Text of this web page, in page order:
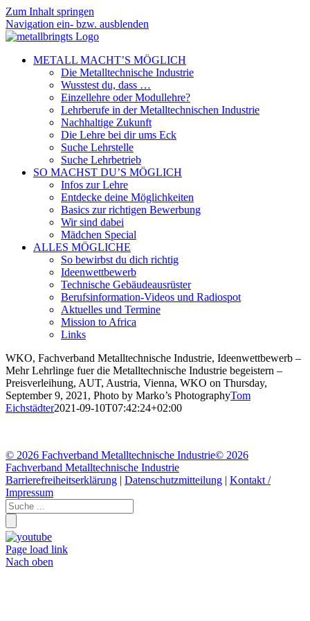
Zum Inhalt springen
Navigation ein- bzw. ausblenden
METALL MACHT’S MÖGLICH
Die Metalltechnische Industrie
Wusstest du, dass …
Einzellehre oder Modullehre?
Lehrberufe in der Metalltechnischen Industrie
Nachhaltige Zukunft
Die Lehre bei dir ums Eck
Suche Lehrstelle
Suche Lehrbetrieb
SO MACHST DU’S MÖGLICH
Infos zur Lehre
Entdecke deine Möglichkeiten
Basics zur richtigen Bewerbung
Wir sind dabei
Mädchen Special
ALLES MÖGLICHE
So bewirbst du dich richtig
Ideenwettbewerb
Technische Gebäudeausrüster
Berufsinformation-Videos und Radiospot
Aktuelles und Termine
Mission to Africa
Links
WKO, Fachverband Metalltechnische Industrie, Ideenwettbewerb –
Mehr Lehrlinge fuer die Metalltechnische Industrie begeistern –
Preisverleihung, AUT, Austria, Vienna, WKO on Thursday,
September 9, 2021, Photo by Marko’s PhotographyTom
Eichstädter2021-09-10T07:42:24+02:00
© 2026 Fachverband Metalltechnische Industrie© 2026
Fachverband Metalltechnische Industrie
Barrierefreiheitserklärung | Datenschutzmitteilung | Kontakt /
Impressum
Page load link
Nach oben